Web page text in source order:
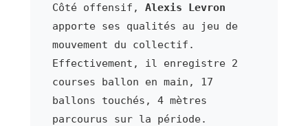
Côté offensif, Alexis Levron
apporte ses qualités au jeu de
mouvement du collectif.
Effectivement, il enregistre 2
courses ballon en main, 17
ballons touchés, 4 mètres
parcourus sur la période.